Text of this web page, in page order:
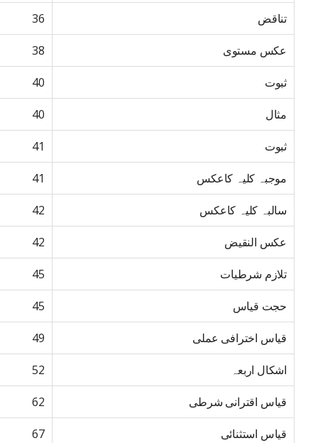
تناقض 36
عکس مستوی 38
ثبوت 40
مثال 40
ثبوت 41
موجبہ کلیہ کاعکس 41
سالبہ کلیہ کاعکس 42
عکس النقیض 42
تلازم شرطیات 45
حجت قیاس 45
قیاس اخترافی عملی 49
اشکال اربعہ 52
قیاس اقترانی شرطی 62
قیاس استثنائی 67